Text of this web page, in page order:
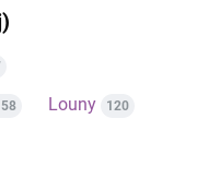
Louny 120